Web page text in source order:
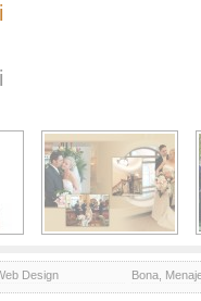
Design Bona,